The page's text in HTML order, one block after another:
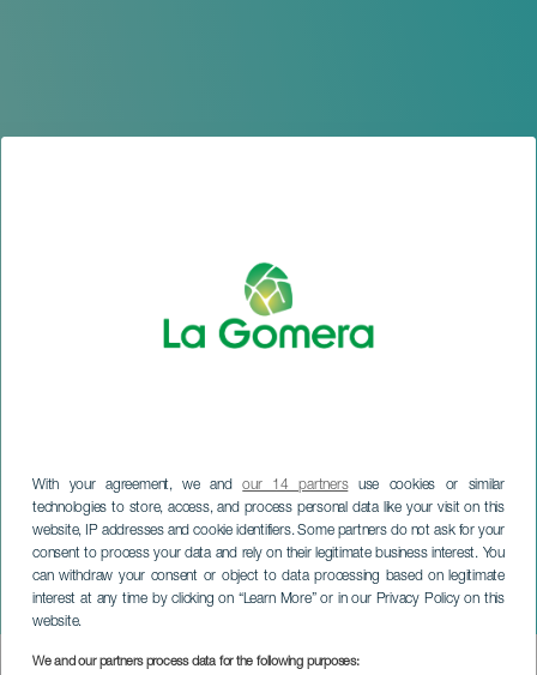
With your agreement, we andour 14 partnersuse cookies or similar
technologies to store, access, and process personal data like your visit on this
website, IP addresses and cookie identifiers. Some partners do not ask for your
consent to process your data and rely on their legitimate business interest. You
can withdraw your consent or object to data processing based on legitimate
interest at any time by clicking on “Learn More” or in our Privacy Policy on this
website.
We and our partners process data for the following purposes:
Victor Naranjo
pianokonsertissa
LA GOMERA
Imagen